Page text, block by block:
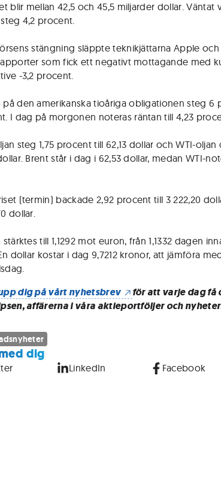
blir mellan 42,5 och 45,5 miljarder dollar. Väntat
4,2 procent.
stängning släppte teknikjättarna Apple och
som fick ett negativt mottagande med
-3,2 procent.
på den amerikanska tioåriga obligationen steg 6
I dag på morgonen noteras räntan till 4,23
steg 1,75 procent till 62,13 dollar och WTI-
Brent står i dag i 62,53 dollar, medan WTI-
(termin) backade 2,92 procent till 3 222,20
dollar.
stärktes till 1,1292 mot euron, från 1,1332 dagen
En dollar kostar i dag 9,7212 kronor, att jämföra
dig på vårt nyhetsbrev
för att varje dag få
affärerna i våra aktieportföljer och
dig
LinkedIn Facebook